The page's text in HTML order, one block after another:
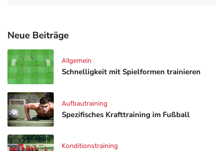
Neue Beiträge
Schnelligkeit mit Spielformen trainieren
Allgemein
Spezifisches Krafttraining im Fußball
Aufbautraining
Konditionstraining